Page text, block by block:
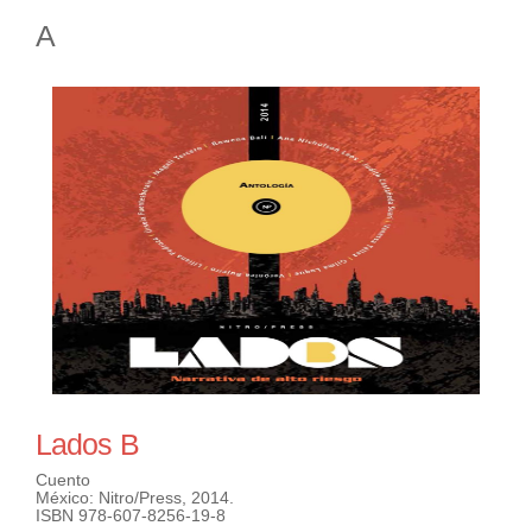
A
Lados B
Cuento
México: Nitro/Press, 2014.
ISBN 978-607-8256-19-8